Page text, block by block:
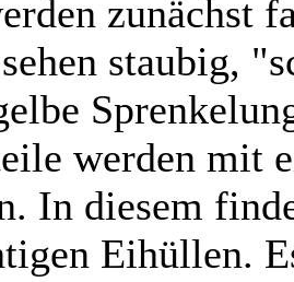
zunächst
staubig,
werden mit
In diesem
Eihüllen.